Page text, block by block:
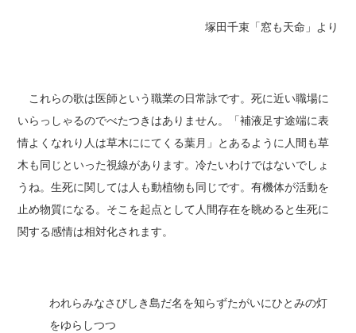
塚田千束「窓も天命」より
これらの歌は医師という職業の日常詠です。死に近い職場に
いらっしゃるのでべたつきはありません。「補液足す途端に表
情よくなれり人は草木ににてくる葉月」とあるように人間も草
木も同じといった視線があります。冷たいわけではないでしょ
うね。生死に関しては人も動植物も同じです。有機体が活動を
止め物質になる。そこを起点として人間存在を眺めると生死に
関する感情は相対化されます。
われらみなさびしき島だ名を知らずたがいにひとみの灯
をゆらしつつ